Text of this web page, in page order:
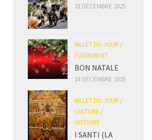
31 DÉCEMBRE 2025
BILLET DU JOUR /
ÉVÈNEMENT
BON NATALE
24 DÉCEMBRE 2025
BILLET DU JOUR /
CULTURE /
HISTOIRE
I SANTI (LA